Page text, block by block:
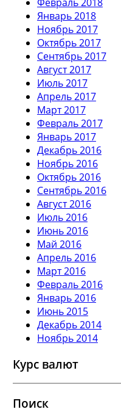
Январь 2018
Ноябрь 2017
Октябрь 2017
Сентябрь 2017
Август 2017
Июль 2017
Апрель 2017
Март 2017
Февраль 2017
Январь 2017
Декабрь 2016
Ноябрь 2016
Октябрь 2016
Сентябрь 2016
Август 2016
Июль 2016
Июнь 2016
Май 2016
Апрель 2016
Март 2016
Февраль 2016
Январь 2016
Июнь 2015
Декабрь 2014
Ноябрь 2014
Курс валют
Поиск